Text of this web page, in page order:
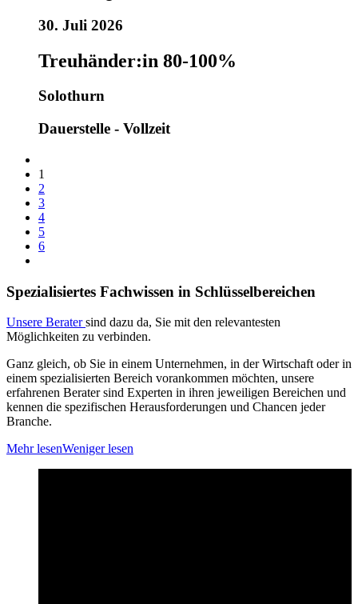
30. Juli 2026
Treuhänder:in 80-100%
Solothurn
Dauerstelle - Vollzeit
1
2
3
4
5
6
Spezialisiertes Fachwissen in Schlüsselbereichen
Unsere Beratersind dazu da, Sie mit den relevantesten
Möglichkeiten zu verbinden.
Ganz gleich, ob Sie in einem Unternehmen, in der Wirtschaft oder in
einem spezialisierten Bereich vorankommen möchten, unsere
erfahrenen Berater sind Experten in ihren jeweiligen Bereichen und
kennen die spezifischen Herausforderungen und Chancen jeder
Branche.
Mehr lesenWeniger lesen